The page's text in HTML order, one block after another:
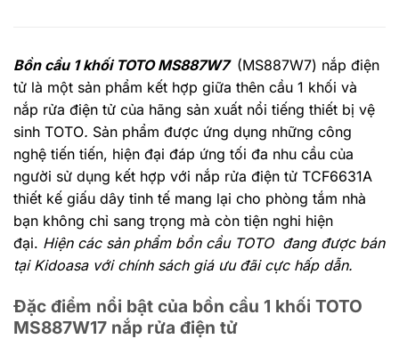
Bồn cầu 1 khối TOTO MS887W7 (MS887W7) nắp điện
tử là một sản phẩm kết hợp giữa thên cầu 1 khối và
nắp rửa điện tử của hãng sản xuất nổi tiếng thiết bị vệ
sinh TOTO. Sản phẩm được ứng dụng những công
nghệ tiến tiến, hiện đại đáp ứng tối đa nhu cầu của
người sử dụng kết hợp với nắp rửa điện tử TCF6631A
thiết kế giấu dây tinh tế mang lại cho phòng tắm nhà
bạn không chỉ sang trọng mà còn tiện nghi hiện
đại. Hiện các sản phẩm bồn cầu TOTO đang được bán
tại Kidoasa với chính sách giá ưu đãi cực hấp dẫn.
Đặc điểm nổi bật của bồn cầu 1 khối TOTO
MS887W17 nắp rửa điện tử